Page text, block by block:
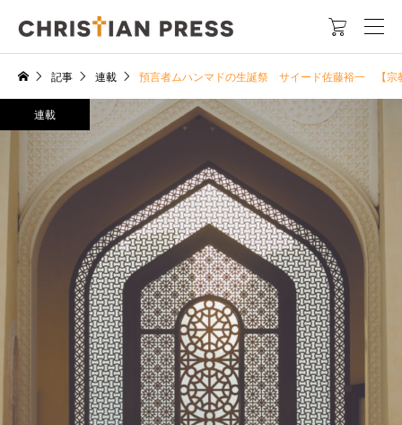

記事 連載 預言者ムハンマドの生誕祭 サイード佐藤裕一 【宗
連載